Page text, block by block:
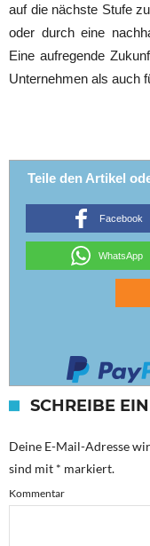
auf die nächste Stufe
oder durch eine
Eine aufregende
Unternehmen als auch
Teile den Artikel
Facebook
WhatsApp
SCHREIBE
Deine E-Mail-Adresse
sind mit * markiert.
Kommentar